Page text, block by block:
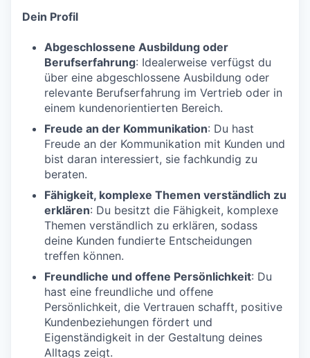
Dein Profil
Abgeschlossene Ausbildung oder
Berufserfahrung: Idealerweise verfügst du
über eine abgeschlossene Ausbildung oder
relevante Berufserfahrung im Vertrieb oder in
einem kundenorientierten Bereich.
Freude an der Kommunikation: Du hast
Freude an der Kommunikation mit Kunden und
bist daran interessiert, sie fachkundig zu
beraten.
Fähigkeit, komplexe Themen verständlich zu
erklären: Du besitzt die Fähigkeit, komplexe
Themen verständlich zu erklären, sodass
deine Kunden fundierte Entscheidungen
treffen können.
Freundliche und offene Persönlichkeit: Du
hast eine freundliche und offene
Persönlichkeit, die Vertrauen schafft, positive
Kundenbeziehungen fördert und
Eigenständigkeit in der Gestaltung deines
Alltags zeigt.